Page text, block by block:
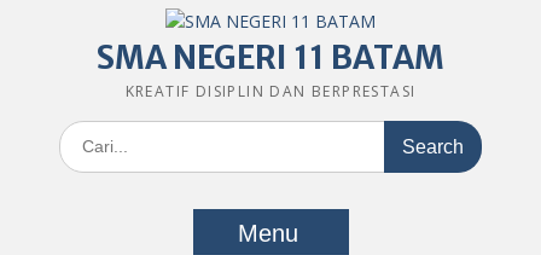
SMA NEGERI 11 BATAM
KREATIF DISIPLIN DAN BERPRESTASI
Search
for:
Menu